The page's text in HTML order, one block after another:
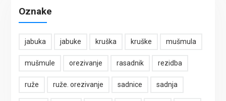
Oznake
jabuka jabuke kruška kruške mušmula
mušmule orezivanje rasadnik rezidba
ruže ruže. orezivanje sadnice sadnja